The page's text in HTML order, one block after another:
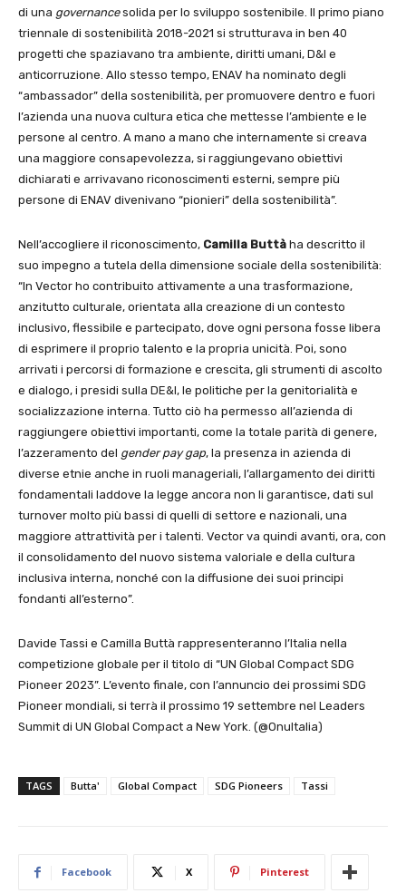
di una governancesolida per lo sviluppo sostenibile. Il primo piano
triennale di sostenibilità 2018-2021 si strutturava in ben 40
progetti che spaziavano tra ambiente, diritti umani, D&I e
anticorruzione. Allo stesso tempo, ENAV ha nominato degli
“ambassador” della sostenibilità, per promuovere dentro e fuori
l’azienda una nuova cultura etica che mettesse l’ambiente e le
persone al centro. A mano a mano che internamente si creava
una maggiore consapevolezza, si raggiungevano obiettivi
dichiarati e arrivavano riconoscimenti esterni, sempre più
persone di ENAV divenivano “pionieri” della sostenibilità”.
Nell’accogliere il riconoscimento, Camilla Buttà ha descritto il
suo impegno a tutela della dimensione sociale della sostenibilità:
“In Vector ho contribuito attivamente a una trasformazione,
anzitutto culturale, orientata alla creazione di un contesto
inclusivo, flessibile e partecipato, dove ogni persona fosse libera
di esprimere il proprio talento e la propria unicità. Poi, sono
arrivati i percorsi di formazione e crescita, gli strumenti di ascolto
e dialogo, i presidi sulla DE&I, le politiche per la genitorialità e
socializzazione interna. Tutto ciò ha permesso all’azienda di
raggiungere obiettivi importanti, come la totale parità di genere,
l’azzeramento del gender pay gap, la presenza in azienda di
diverse etnie anche in ruoli manageriali, l’allargamento dei diritti
fondamentali laddove la legge ancora non li garantisce, dati sul
turnover molto più bassi di quelli di settore e nazionali, una
maggiore attrattività per i talenti. Vector va quindi avanti, ora, con
il consolidamento del nuovo sistema valoriale e della cultura
inclusiva interna, nonché con la diffusione dei suoi principi
fondanti all’esterno”.
Davide Tassi e Camilla Buttà rappresenteranno l’Italia nella
competizione globale per il titolo di “UN Global Compact SDG
Pioneer 2023”. L’evento finale, con l’annuncio dei prossimi SDG
Pioneer mondiali, si terrà il prossimo 19 settembre nel Leaders
Summit di UN Global Compact a New York. (@OnuItalia)
TAGS Butta' Global Compact SDG Pioneers Tassi
Facebook X Pinterest